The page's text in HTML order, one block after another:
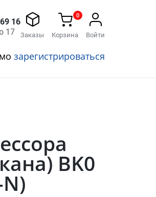
16
17
Заказы
0
Корзина Войти
зарегистрироваться
BK0